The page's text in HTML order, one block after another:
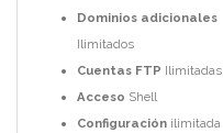
Dominios adicionales
Ilimitados
Cuentas FTP Ilimitadas
Acceso Shell
Configuración ilimitada